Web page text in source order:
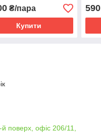
₴/пара
Купити
поверх, офіс 206/11,